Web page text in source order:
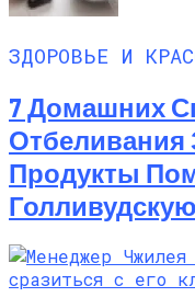
ЗДОРОВЬЕ И
7 Домашних
Отбеливания
Продукты